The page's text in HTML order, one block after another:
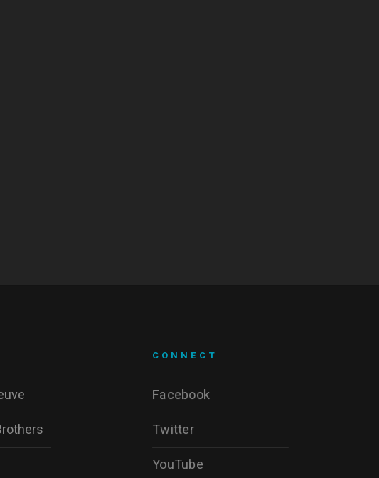
CONNECT
Facebook
Twitter
YouTube